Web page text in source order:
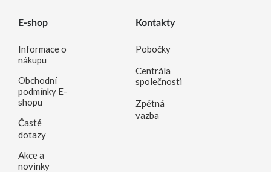
E-shop
Informace o
nákupu
Obchodní
podmínky E-
shopu
Časté
dotazy
Akce a
novinky
Kontakty
Pobočky
Centrála
společnosti
Zpětná
vazba